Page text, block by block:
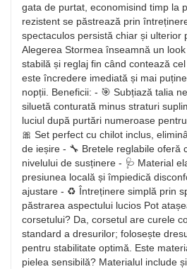
gata de purtat, economisind timp la
rezistent se păstrează prin
spectaculos persistă chiar și ulterior
Alegerea Stormea înseamnă un
stabilă și reglaj fin când contează
este încredere imediată și mai
nopții. Beneficii: - 🎯 Subțiază talia
siluetă conturată minus straturi
luciul după purtări numeroase
🎀 Set perfect cu chilot inclus,
de ieșire - 🔧 Bretele reglabile oferă
nivelului de susținere - 🩺 Material
presiunea locală și împiedică
ajustare - ♻️ Întreținere simplă prin
păstrarea aspectului lucios Pot
corsetului? Da, corsetul are curele
standard a dresurilor; folosește
pentru stabilitate optimă. Este
pielea sensibilă? Materialul include